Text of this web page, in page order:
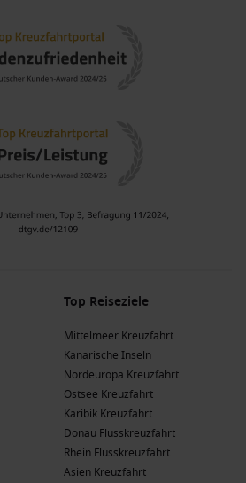
Kindern
reisen auf AIDA Schiffen kostenlos
sind Kreuzfahrten für Kinder
der Kabine der Eltern kostenlos bzw.
Gäste zum Spielen einlädt.
drei Jahren auf den betreuten
Wave Club.
gibt es insbesondere auf den
Schiff für Familien
Top Reiseziele
Mittelmeer Kreuzfahrt
Kanarische Inseln
Nordeuropa Kreuzfahrt
Ostsee Kreuzfahrt
Karibik Kreuzfahrt
Donau Flusskreuzfahrt
Rhein Flusskreuzfahrt
Asien Kreuzfahrt